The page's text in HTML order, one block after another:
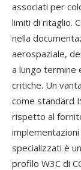
associati per
limiti di ritaglio.
nella
aerospaziale,
a lungo termine
critiche. Un
come standard
rispetto al
specializzati è
profilo W3C di